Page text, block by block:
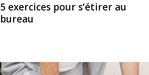
5 exercices pour s’étirer au
bureau